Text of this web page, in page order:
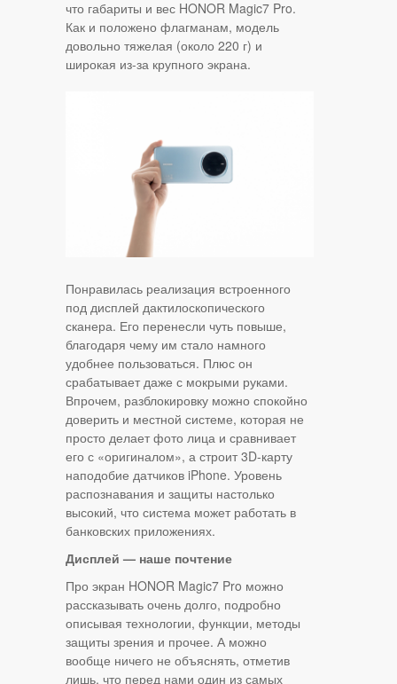
что габариты и вес HONOR Magic7 Pro.
Как и положено флагманам, модель
довольно тяжелая (около 220 г) и
широкая из-за крупного экрана.
Понравилась реализация встроенного
под дисплей дактилоскопического
сканера. Его перенесли чуть повыше,
благодаря чему им стало намного
удобнее пользоваться. Плюс он
срабатывает даже с мокрыми руками.
Впрочем, разблокировку можно спокойно
доверить и местной системе, которая не
просто делает фото лица и сравнивает
его с «оригиналом», а строит 3D-карту
наподобие датчиков iPhone. Уровень
распознавания и защиты настолько
высокий, что система может работать в
банковских приложениях.
Дисплей — наше почтение
Про экран HONOR Magic7 Pro можно
рассказывать очень долго, подробно
описывая технологии, функции, методы
защиты зрения и прочее. А можно
вообще ничего не объяснять, отметив
лишь, что перед нами один из самых